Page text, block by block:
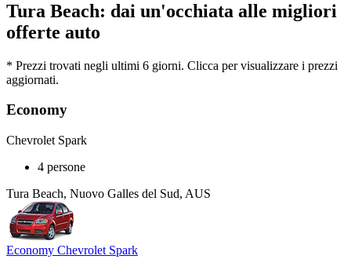
Tura Beach: dai un'occhiata alle migliori
offerte auto
* Prezzi trovati negli ultimi 6 giorni. Clicca per visualizzare i prezzi
aggiornati.
Economy
Chevrolet Spark
4 persone
Tura Beach, Nuovo Galles del Sud, AUS
Economy Chevrolet Spark